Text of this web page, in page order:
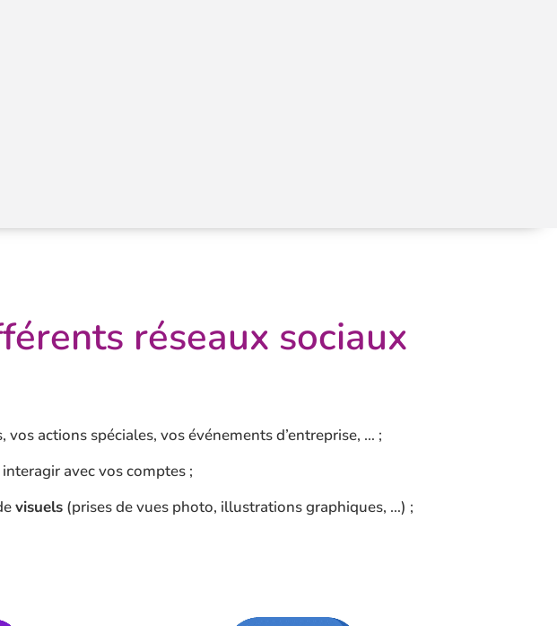
réseaux sociaux
actions spéciales, vos événements d’entreprise, … ;
avec vos comptes ;
visuels (prises de vues photo, illustrations graphiques, …) ;